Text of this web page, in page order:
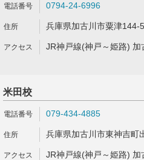
0794-24-6996
兵庫県加古川市粟津144-5
JR神戸線(神戸～姫路)
米田校
079-434-4885
兵庫県加古川市東神吉町
JR神戸線(神戸～姫路)